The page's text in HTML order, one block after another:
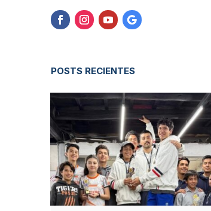
POSTS RECIENTES